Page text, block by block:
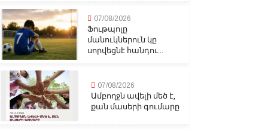
07/08/2026
Ֆութպոլը
մանուկներուն կը
սորվեցնէ հանդու...
07/08/2026
Ամբողջն ավելի մեծ է,
քան մասերի գումարը